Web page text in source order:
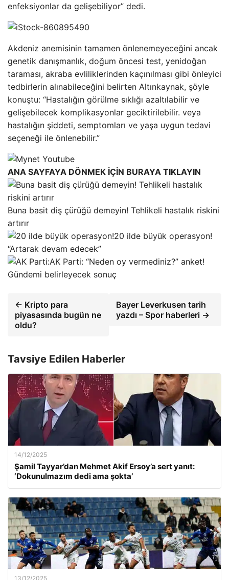
enfeksiyonlar da gelişebiliyor” dedi.
Akdeniz anemisinin tamamen önlenemeyeceğini ancak
genetik danışmanlık, doğum öncesi test, yenidoğan
taraması, akraba evliliklerinden kaçınılması gibi önleyici
tedbirlerin alınabileceğini belirten Altınkaynak, şöyle
konuştu: “Hastalığın görülme sıklığı azaltılabilir ve
gelişebilecek komplikasyonlar geciktirilebilir. veya
hastalığın şiddeti, semptomları ve yaşa uygun tedavi
seçeneği ile önlenebilir.”
ANA SAYFAYA DÖNMEK İÇİN BURAYA TIKLAYIN
Buna basit diş çürüğü demeyin! Tehlikeli hastalık riskini
artırır
20 ilde büyük operasyon!
“Artarak devam edecek”
AK Parti: “Neden oy vermediniz?” anket!
Gündemi belirleyecek sonuç
← Kripto para
piyasasında bugün ne
oldu?
Bayer Leverkusen tarih
yazdı – Spor haberleri →
Tavsiye Edilen Haberler
14/12/2025
Şamil Tayyar’dan Mehmet Akif Ersoy’a sert yanıt:
‘Dokunulmazım dedi ama şokta’
13/12/2025